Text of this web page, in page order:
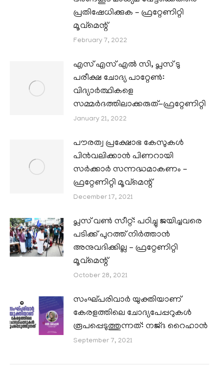
പ്രതിഷേധിക്കുക – ഫ്രറ്റേണിറ്റി
മൂവ്മെന്റ്
February 7, 2022
എസ് എസ് എൽ സി, പ്ലസ് ടു
പരീക്ഷ ചോദ്യ പാറ്റേൺ:
വിദ്യാർത്ഥികളെ
സമ്മർദത്തിലാക്കരുത്-ഫ്രറ്റേണിറ്റി
January 21, 2022
പൗരത്വ പ്രക്ഷോഭ കേസുകൾ
പിൻവലിക്കാൻ പിണറായി
സർക്കാർ സന്നദ്ധമാകണം –
ഫ്രറ്റേണിറ്റി മൂവ്മെന്റ്
December 17, 2021
പ്ലസ് വൺ സീറ്റ്: പഠിച്ചു ജയിച്ചവരെ
പടിക്ക് പുറത്ത് നിർത്താൻ
അനുവദിക്കില്ല – ഫ്രറ്റേണിറ്റി
മൂവ്മെന്റ്
October 28, 2021
സംഘ്പരിവാര്‍ യുക്തിയാണ്
കേരളത്തിലെ ചോദ്യപേപ്പറുകള്‍
രൂപപ്പെടുത്തുന്നത്: നജ്ദ റൈഹാന്‍
September 7, 2021